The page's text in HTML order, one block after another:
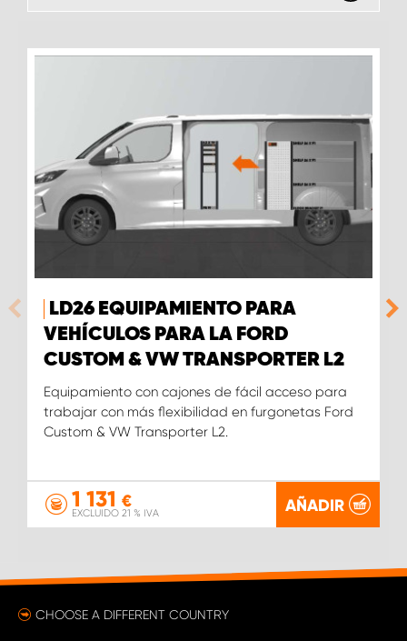
LD26 EQUIPAMIENTO PARA
VEHÍCULOS PARA LA FORD
CUSTOM & VW TRANSPORTER L2
Equipamiento con cajones de fácil acceso para
trabajar con más flexibilidad en furgonetas Ford
Custom & VW Transporter L2.
1 131 €
EXCLUIDO 21 % IVA AÑADIR
CHOOSE A DIFFERENT COUNTRY